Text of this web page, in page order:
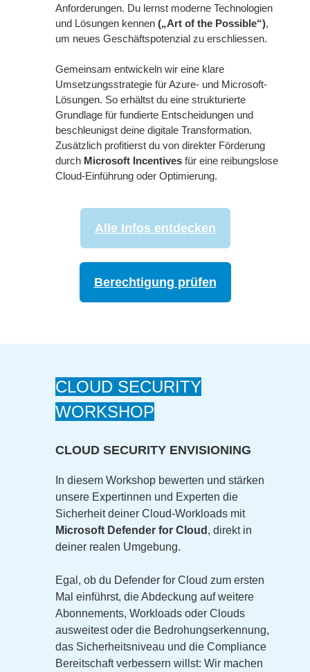
Anforderungen. Du lernst moderne Technologien
und Lösungen kennen („Art of the Possible“),
um neues Geschäftspotenzial zu erschliessen.
Gemeinsam entwickeln wir eine klare
Umsetzungsstrategie für Azure- und Microsoft-
Lösungen. So erhältst du eine strukturierte
Grundlage für fundierte Entscheidungen und
beschleunigst deine digitale Transformation.
Zusätzlich profitierst du von direkter Förderung
durch Microsoft Incentives für eine reibungslose
Cloud-Einführung oder Optimierung.
Alle Infos entdecken
Berechtigung prüfen
CLOUD SECURITY
WORKSHOP
CLOUD SECURITY ENVISIONING
In diesem Workshop bewerten und stärken
unsere Expertinnen und Experten die
Sicherheit deiner Cloud-Workloads mit
Microsoft Defender for Cloud , direkt in
deiner realen Umgebung.
Egal, ob du Defender for Cloud zum ersten
Mal einführst, die Abdeckung auf weitere
Abonnements, Workloads oder Clouds
ausweitest oder die Bedrohungserkennung,
das Sicherheitsniveau und die Compliance
Bereitschaft verbessern willst: Wir machen